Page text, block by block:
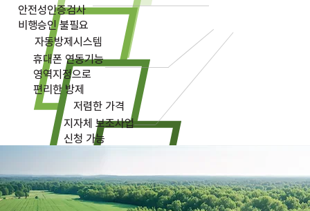
안전성인증검사
​비행승인 불필요​​
자동방제시스템
휴대폰 연동기능
영역지정으로
​편리한 방제
저렴한 가격
지자체 보조사업
​신청 가능